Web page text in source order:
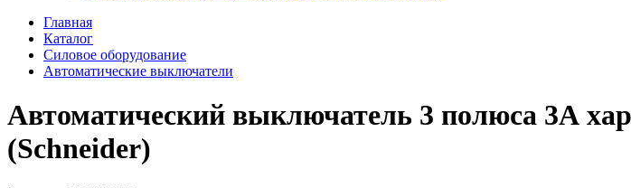
Главная
Каталог
Силовое оборудование
Автоматические выключатели
Автоматический выключатель 3 полюса 3А
(Schneider)